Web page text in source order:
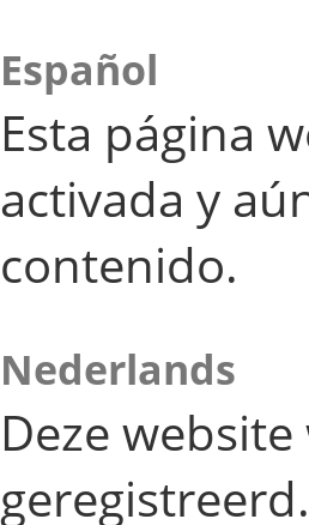
Español
Esta página
activada y
contenido.
Nederlands
Deze